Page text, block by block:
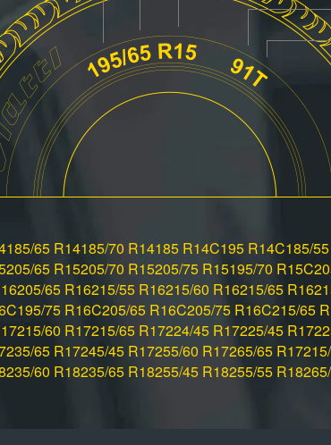
185/65 R14185/70 R14185 R14C195 R14C185/
205/65 R15205/70 R15205/75 R15195/70 R15C
205/65 R16215/55 R16215/60 R16215/65 R16
195/75 R16C205/65 R16C205/75 R16C215/65
215/60 R17215/65 R17224/45 R17225/45 R17
235/65 R17245/45 R17255/60 R17265/65 R17
235/60 R18235/65 R18255/45 R18255/55 R18